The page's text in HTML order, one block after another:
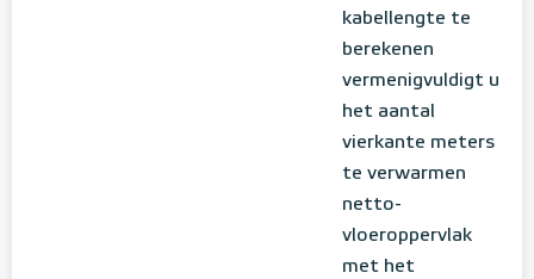
kabellengte te
berekenen
vermenigvuldigt u
het aantal
vierkante meters
te verwarmen
netto-
vloeroppervlak
met het